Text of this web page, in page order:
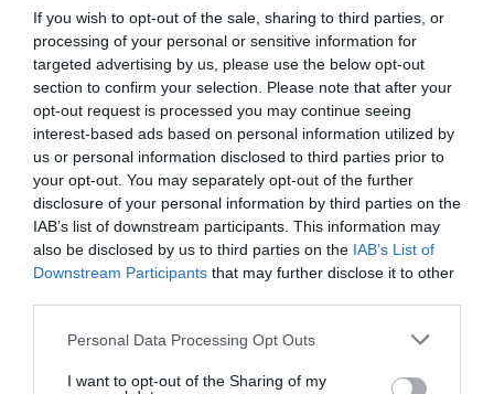
If you wish to opt-out of the sale, sharing to third parties, or
processing of your personal or sensitive information for
targeted advertising by us, please use the below opt-out
section to confirm your selection. Please note that after your
opt-out request is processed you may continue seeing
interest-based ads based on personal information utilized by
us or personal information disclosed to third parties prior to
your opt-out. You may separately opt-out of the further
disclosure of your personal information by third parties on the
IAB’s list of downstream participants. This information may
also be disclosed by us to third parties on the IAB’s List of
Downstream Participants that may further disclose it to other
Please note that this website/app uses one or more Google
not limited to your visit or usage behaviour. You may click to
Personal Data Processing Opt Outs
I want to opt-out of the Sharing of my
Θοδωρής Φέρρης: Έγινε νονός ο
τραγουδιστής – Βάφτισε την κόρη φιλικού
του ζευγαριού (pics)
Η νεοφώτιστη πήρε το όνομα Άννα
13.10.2025 - 11:00